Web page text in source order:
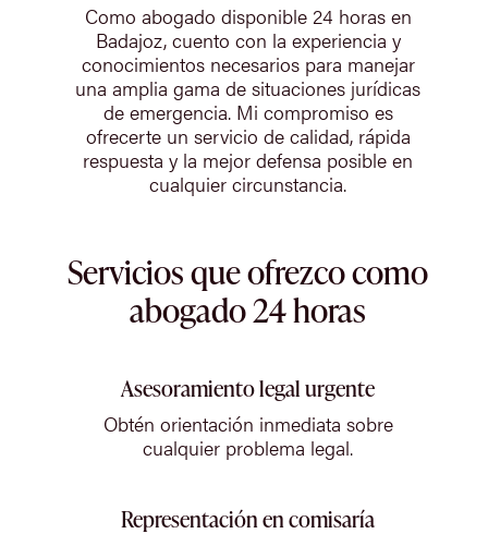
Como abogado disponible 24 horas en
Badajoz, cuento con la experiencia y
conocimientos necesarios para manejar
una amplia gama de situaciones jurídicas
de emergencia. Mi compromiso es
ofrecerte un servicio de calidad, rápida
respuesta y la mejor defensa posible en
cualquier circunstancia.
Servicios que ofrezco como
abogado 24 horas
Asesoramiento legal urgente
Obtén orientación inmediata sobre
cualquier problema legal.
Representación en comisaría